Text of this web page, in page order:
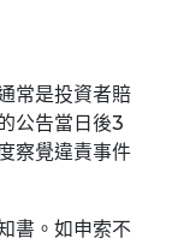
常是投資者賠
公告當日後3
察覺違責事件
書。如申索不